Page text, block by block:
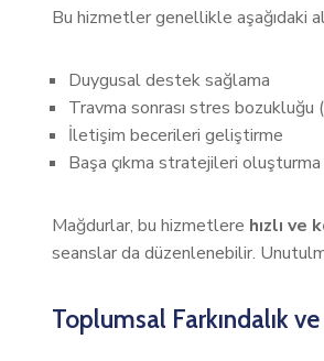
Bu hizmetler genellikle aşağıdaki
Duygusal destek sağlama
Travma sonrası stres
İletişim becerileri geliştirme
Başa çıkma stratejileri oluşturma
Mağdurlar, bu hizmetlere hızlı ve
seanslar da düzenlenebilir.
Toplumsal Farkındalık